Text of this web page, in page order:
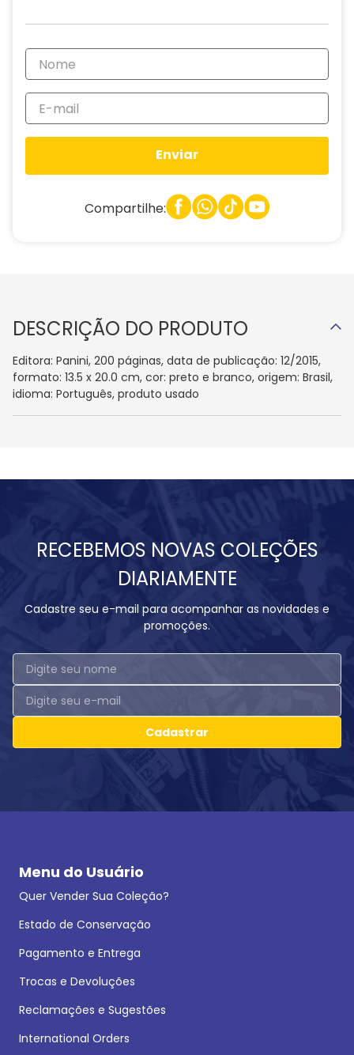
Enviar
Compartilhe:
DESCRIÇÃO DO PRODUTO
Editora: Panini, 200 páginas, data de publicação: 12/2015,
formato: 13.5 x 20.0 cm, cor: preto e branco, origem: Brasil,
idioma: Português, produto usado
RECEBEMOS NOVAS COLEÇÕES
DIARIAMENTE
Cadastre seu e-mail para acompanhar as novidades e
promoções.
Cadastrar
Menu do Usuário
Quer Vender Sua Coleção?
Estado de Conservação
Pagamento e Entrega
Trocas e Devoluções
Reclamações e Sugestões
International Orders